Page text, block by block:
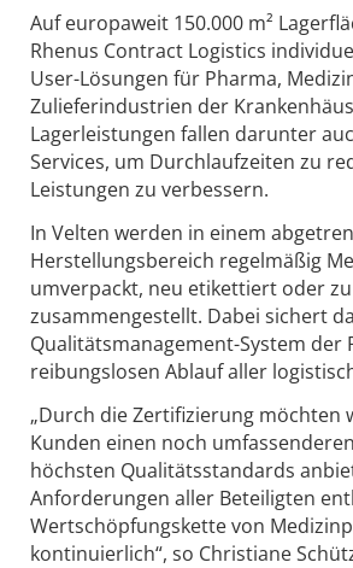
Auf europaweit 150.000 m²
Rhenus Contract Logistics
User-Lösungen für Pharma,
Zulieferindustrien der
Lagerleistungen fallen darunter
Services, um Durchlaufzeiten zu
Leistungen zu verbessern.
In Velten werden in einem
Herstellungsbereich regelmäßig
umverpackt, neu etikettiert oder
zusammengestellt. Dabei sichert
Qualitätsmanagement-System der
reibungslosen Ablauf aller
„Durch die Zertifizierung möchten
Kunden einen noch
höchsten Qualitätsstandards
Anforderungen aller Beteiligten
Wertschöpfungskette von
kontinuierlich“, so Christiane